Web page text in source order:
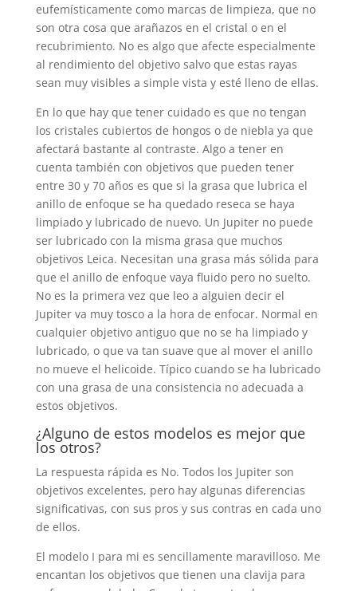
eufemísticamente como marcas de limpieza, que no
son otra cosa que arañazos en el cristal o en el
recubrimiento. No es algo que afecte especialmente
al rendimiento del objetivo salvo que estas rayas
sean muy visibles a simple vista y esté lleno de ellas.
En lo que hay que tener cuidado es que no tengan
los cristales cubiertos de hongos o de niebla ya que
afectará bastante al contraste. Algo a tener en
cuenta también con objetivos que pueden tener
entre 30 y 70 años es que si la grasa que lubrica el
anillo de enfoque se ha quedado reseca se haya
limpiado y lubricado de nuevo. Un Jupiter no puede
ser lubricado con la misma grasa que muchos
objetivos Leica. Necesitan una grasa más sólida para
que el anillo de enfoque vaya fluido pero no suelto.
No es la primera vez que leo a alguien decir el
Jupiter va muy tosco a la hora de enfocar. Normal en
cualquier objetivo antiguo que no se ha limpiado y
lubricado, o que va tan suave que al mover el anillo
no mueve el helicoide. Típico cuando se ha lubricado
con una grasa de una consistencia no adecuada a
estos objetivos.
¿Alguno de estos modelos es mejor que
los otros?
La respuesta rápida es No. Todos los Jupiter son
objetivos excelentes, pero hay algunas diferencias
significativas, con sus pros y sus contras en cada uno
de ellos.
El modelo I para mi es sencillamente maravilloso. Me
encantan los objetivos que tienen una clavija para